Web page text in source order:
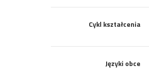
Cykl kształcenia
Języki obce